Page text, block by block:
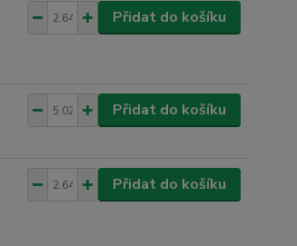
Přidat do košíku
Přidat do košíku
Přidat do košíku